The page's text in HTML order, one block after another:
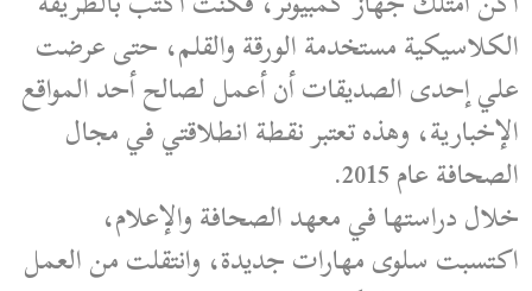
الكلاسيكية مستخدمة الورقة والقلم، حتى عرضت
علي إحدى الصديقات أن أعمل لصالح أحد المواقع
الإخبارية، وهذه تعتبر نقطة انطلاقتي في مجال
الصحافة عام 2015.
خلال دراستها في معهد الصحافة والإعلام،
اكتسبت سلوى مهارات جديدة، وانتقلت من العمل